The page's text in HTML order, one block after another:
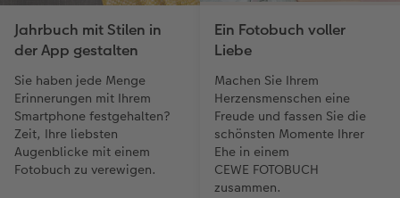
Jahrbuch mit Stilen in
der App gestalten
Sie haben jede Menge
Erinnerungen mit Ihrem
Smartphone festgehalten?
Zeit, Ihre liebsten
Augenblicke mit einem
Fotobuch zu verewigen.
Ein Fotobuch voller
Liebe
Machen Sie Ihrem
Herzensmenschen eine
Freude und fassen Sie die
schönsten Momente Ihrer
Ehe in einem
CEWE FOTOBUCH
zusammen.